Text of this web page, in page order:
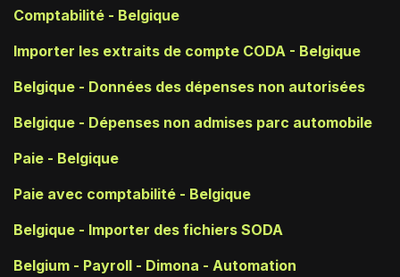
Comptabilité - Belgique
Importer les extraits de compte CODA - Belgique
Belgique - Données des dépenses non autorisées
Belgique - Dépenses non admises parc automobile
Paie - Belgique
Paie avec comptabilité - Belgique
Belgique - Importer des fichiers SODA
Belgium - Payroll - Dimona - Automation